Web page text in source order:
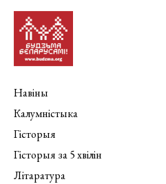
Навіны
Калумністыка
Гісторыя
Гісторыя за 5 хвілін
Літаратура